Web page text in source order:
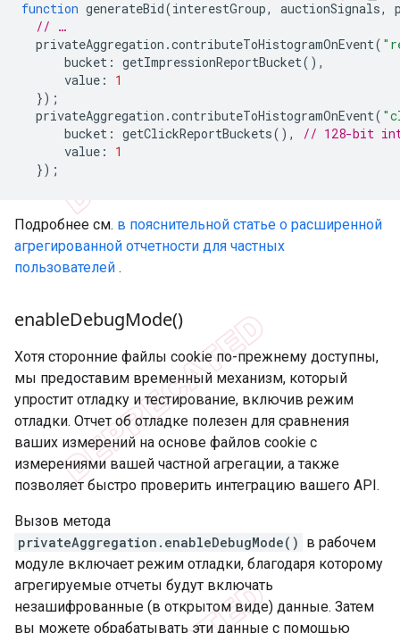
function generateBid(interestGroup, auctionSignals,
// …
privateAggregation .contributeToHistogramOnEvent(
bucket : getImpressionReportBucket(),
value :
1
});
privateAggregation .contributeToHistogramOnEvent(
bucket : getClickReportBuckets(),
// 128-bit
value :
1
});
Подробнее см. в пояснительной статье о расширенной
агрегированной отчетности для частных
пользователей .
enableDebugMode()
Хотя сторонние файлы cookie по-прежнему доступны,
мы предоставим временный механизм, который
упростит отладку и тестирование, включив режим
отладки. Отчет об отладке полезен для сравнения
ваших измерений на основе файлов cookie с
измерениями вашей частной агрегации, а также
позволяет быстро проверить интеграцию вашего API.
Вызов метода
privateAggregation.enableDebugMode() в рабочем
модуле включает режим отладки, благодаря которому
агрегируемые отчеты будут включать
незашифрованные (в открытом виде) данные. Затем
вы можете обрабатывать эти данные с помощью